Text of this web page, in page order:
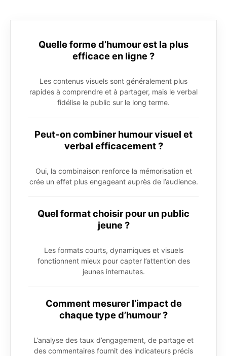
Quelle forme d’humour est la plus
efficace en ligne ?
Les contenus visuels sont généralement plus
rapides à comprendre et à partager, mais le verbal
fidélise le public sur le long terme.
Peut-on combiner humour visuel et
verbal efficacement ?
Oui, la combinaison renforce la mémorisation et
crée un effet plus engageant auprès de l’audience.
Quel format choisir pour un public
jeune ?
Les formats courts, dynamiques et visuels
fonctionnent mieux pour capter l’attention des
jeunes internautes.
Comment mesurer l’impact de
chaque type d’humour ?
L’analyse des taux d’engagement, de partage et
des commentaires fournit des indicateurs précis